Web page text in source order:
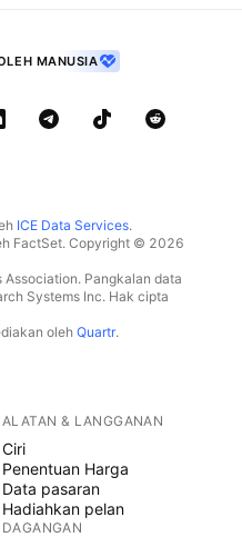
MANUSIA
ICE Data Services.
FactSet. Copyright © 2026
Pangkalan data
Systems Inc. Hak cipta
oleh Quartr.
ALATAN & LANGGANAN
Ciri
Penentuan Harga
Data pasaran
Hadiahkan pelan
DAGANGAN